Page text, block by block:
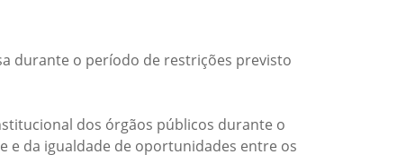
durante o período de restrições previsto
dos órgãos públicos durante o
e da igualdade de oportunidades entre os